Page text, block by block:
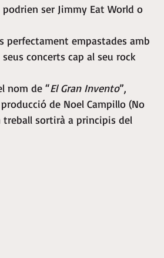
ser Jimmy Eat World o
perfectament empastades amb
concerts cap al seu rock
nom de “El Gran Invento”,
de Noel Campillo (No
treball sortirà a principis del